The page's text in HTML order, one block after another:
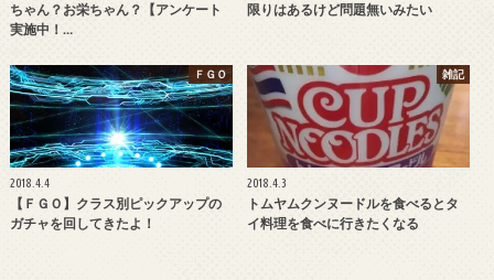
ちゃん？お栄ちゃん？【アンケート
実施中！…
限りはあるけど問題無いみたい
ＦＧＯ
2018.4.4
【ＦＧＯ】クラス別ピックアップの
ガチャを回してきたよ！
雑記
2018.4.3
トムヤムクンヌードルを食べるとタ
イ料理を食べに行きたくなる